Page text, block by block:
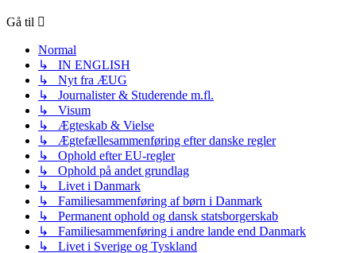
Gå til
Normal
↳ IN ENGLISH
↳ Nyt fra ÆUG
↳ Journalister & Studerende m.fl.
↳ Visum
↳ Ægteskab & Vielse
↳ Ægtefællesammenføring efter danske regler
↳ Ophold efter EU-regler
↳ Ophold på andet grundlag
↳ Livet i Danmark
↳ Familiesammenføring af børn i Danmark
↳ Permanent ophold og dansk statsborgerskab
↳ Familiesammenføring i andre lande end Danmark
↳ Livet i Sverige og Tyskland